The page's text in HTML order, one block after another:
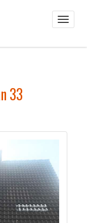
Toggle
33